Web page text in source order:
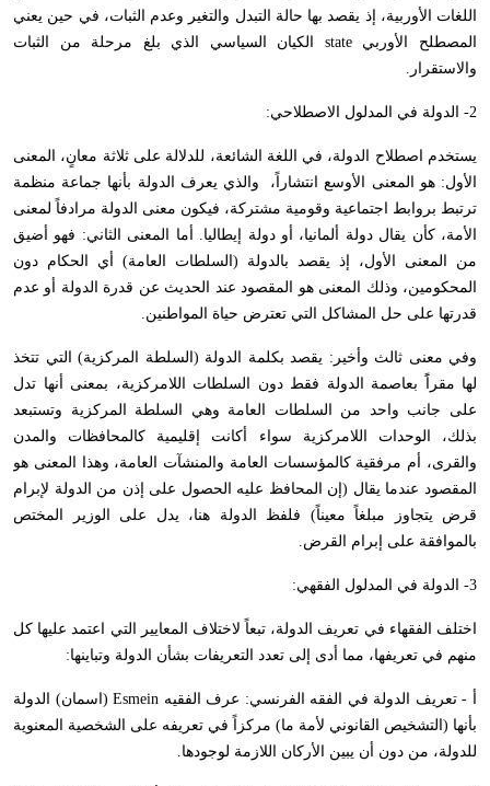
اللغات الأوربية، إذ يقصد بها حالة التبدل والتغير وعدم الثبات، في حين يعني
المصطلح الأوربيstate الكيان السياسي الذي بلغ مرحلة من الثبات
والاستقرار.
2- الدولة في المدلول الاصطلاحي:
يستخدم اصطلاح الدولة، في اللغة الشائعة، للدلالة على ثلاثة معانٍ، المعنى
الأول: هو المعنى الأوسع انتشاراً، والذي يعرف الدولة بأنها جماعة منظمة
ترتبط بروابط اجتماعية وقومية مشتركة، فيكون معنى الدولة مرادفاً لمعنى
الأمة، كأن يقال دولة ألمانيا، أو دولة إيطاليا. أما المعنى الثاني: فهو أضيق
من المعنى الأول، إذ يقصد بالدولة (السلطات العامة) أي الحكام دون
المحكومين، وذلك المعنى هو المقصود عند الحديث عن قدرة الدولة أو عدم
قدرتها على حل المشاكل التي تعترض حياة المواطنين.
وفي معنى ثالث وأخير: يقصد بكلمة الدولة (السلطة المركزية) التي تتخذ
لها مقراًَ بعاصمة الدولة فقط دون السلطات اللامركزية، بمعنى أنها تدل
على جانب واحد من السلطات العامة وهي السلطة المركزية وتستبعد
بذلك، الوحدات اللامركزية سواء أكانت إقليمية كالمحافظات والمدن
والقرى، أم مرفقية كالمؤسسات العامة والمنشآت العامة، وهذا المعنى هو
المقصود عندما يقال (إن المحافظ عليه الحصول على إذن من الدولة لإبرام
قرض يتجاوز مبلغاً معيناً) فلفظ الدولة هنا، يدل على الوزير المختص
بالموافقة على إبرام القرض.
3- الدولة في المدلول الفقهي:
اختلف الفقهاء في تعريف الدولة، تبعاً لاختلاف المعايير التي اعتمد عليها كل
منهم في تعريفها، مما أدى إلى تعدد التعريفات بشأن الدولة وتباينها:
أ - تعريف الدولة في الفقه الفرنسي: عرف الفقيه Esmein(اسمان) الدولة
بأنها (التشخيص القانوني لأمة ما) مركزاً في تعريفه على الشخصية المعنوية
للدولة، من دون أن يبين الأركان اللازمة لوجودها.